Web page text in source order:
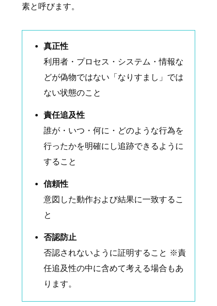
素と呼びます。
真正性
利用者・プロセス・システム・情報な
どが偽物ではない「なりすまし」では
ない状態のこと
責任追及性
誰が・いつ・何に・どのような行為を
行ったかを明確にし追跡できるように
すること
信頼性
意図した動作および結果に一致するこ
と
否認防止
否認されないように証明すること ※責
任追及性の中に含めて考える場合もあ
ります。